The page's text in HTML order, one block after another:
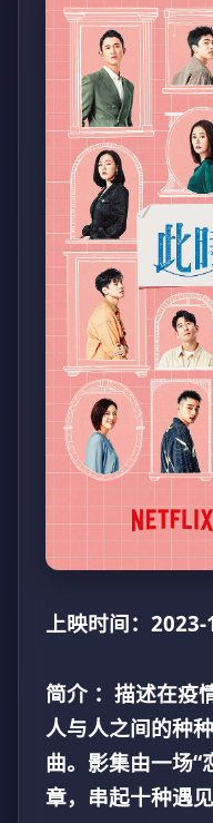
上映时间：2023-
简介 ：描述在疫
人与人之间的种
曲。影集由一场“
章，串起十种遇